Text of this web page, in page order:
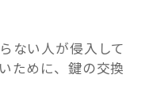
ない人が侵入して
ために、鍵の交換